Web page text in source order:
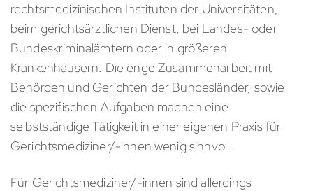
rechtsmedizinischen Instituten der Universitäten,
beim gerichtsärztlichen Dienst, bei Landes- oder
Bundeskriminalämtern oder in größeren
Krankenhäusern. Die enge Zusammenarbeit mit
Behörden und Gerichten der Bundesländer, sowie
die spezifischen Aufgaben machen eine
selbstständige Tätigkeit in einer eigenen Praxis für
Gerichtsmediziner/-innen wenig sinnvoll.
Für Gerichtsmediziner/-innen sind allerdings